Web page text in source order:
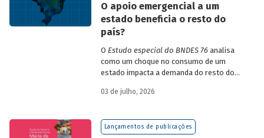
O apoio emergencial a um
estado beneficia o resto do
país?
O Estudo especial do BNDES 76analisa
como um choque no consumo de um
estado impacta a demanda do resto do
Grande do Sul.
03 de julho, 2026
Lançamentos de publicações